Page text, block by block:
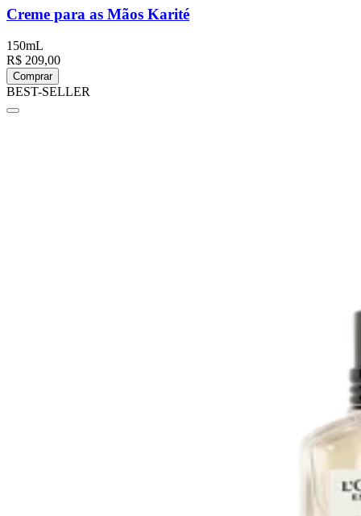
Creme para as Mãos Karité
150mL
R$ 209,00
Comprar
BEST-SELLER